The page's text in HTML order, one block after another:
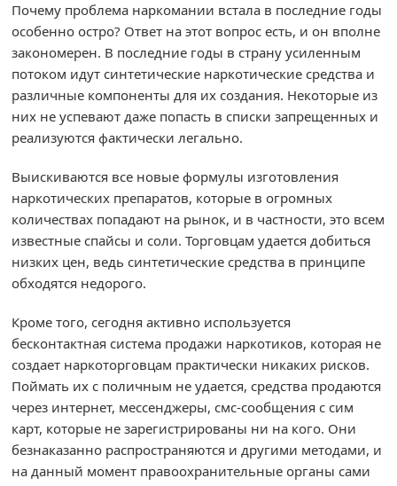
Почему проблема наркомании встала в последние годы
особенно остро? Ответ на этот вопрос есть, и он вполне
закономерен. В последние годы в страну усиленным
потоком идут синтетические наркотические средства и
различные компоненты для их создания. Некоторые из
них не успевают даже попасть в списки запрещенных и
реализуются фактически легально.
Выискиваются все новые формулы изготовления
наркотических препаратов, которые в огромных
количествах попадают на рынок, и в частности, это всем
известные спайсы и соли. Торговцам удается добиться
низких цен, ведь синтетические средства в принципе
обходятся недорого.
Кроме того, сегодня активно используется
бесконтактная система продажи наркотиков, которая не
создает наркоторговцам практически никаких рисков.
Поймать их с поличным не удается, средства продаются
через интернет, мессенджеры, смс-сообщения с сим
карт, которые не зарегистрированы ни на кого. Они
безнаказанно распространяются и другими методами, и
на данный момент правоохранительные органы сами